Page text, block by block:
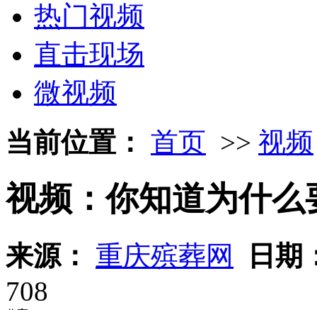
热门视频
直击现场
微视频
当前位置： 首页 >> 视频
视频：你知道为什
来源： 重庆殡葬网
日期
708